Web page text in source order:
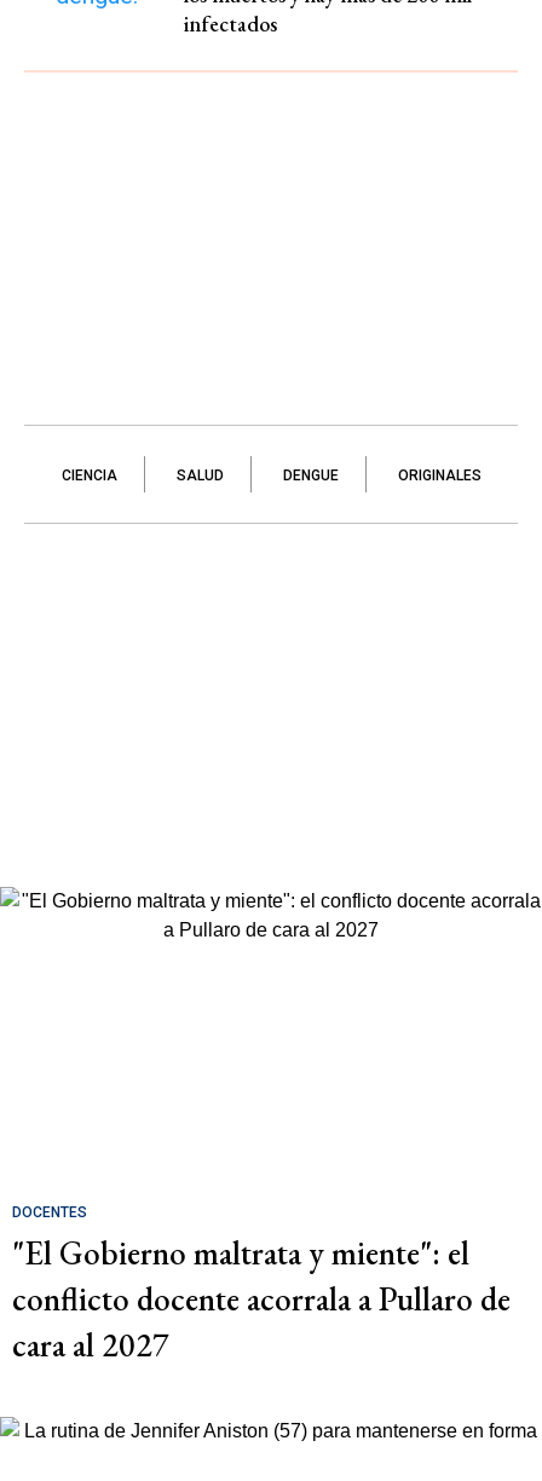
infectados
CIENCIA SALUD DENGUE ORIGINALES
DOCENTES
"El Gobierno maltrata y miente": el
conflicto docente acorrala a Pullaro de
cara al 2027